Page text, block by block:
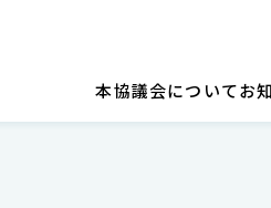
本協議会についてお